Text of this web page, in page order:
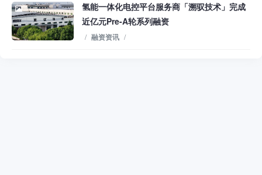
氢能一体化电控平台服务商「溯驭技术」完成
近亿元Pre-A轮系列融资
/ 融资资讯 /